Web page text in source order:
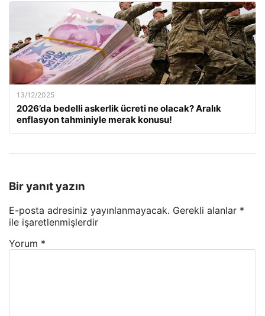
13/12/2025
2026’da bedelli askerlik ücreti ne olacak? Aralık
enflasyon tahminiyle merak konusu!
Bir yanıt yazın
E-posta adresiniz yayınlanmayacak. Gerekli alanlar *
ile işaretlenmişlerdir
Yorum *